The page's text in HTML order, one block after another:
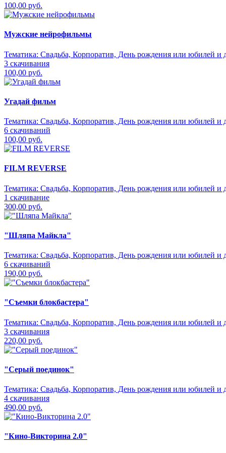
100,00 руб.
Мужские нейрофильмы
Тематика: Свадьба, Корпоратив, День рождения или юбилей и
3 скачивания
100,00 руб.
Угадай фильм
Тематика: Свадьба, Корпоратив, День рождения или юбилей и
6 скачиваний
100,00 руб.
FILM REVERSE
Тематика: Свадьба, Корпоратив, День рождения или юбилей и
1 скачивание
300,00 руб.
"Шляпа Майкла"
Тематика: Свадьба, Корпоратив, День рождения или юбилей и
6 скачиваний
190,00 руб.
"Съемки блокбастера"
Тематика: Свадьба, Корпоратив, День рождения или юбилей и
3 скачивания
220,00 руб.
"Серый поединок"
Тематика: Свадьба, Корпоратив, День рождения или юбилей и
4 скачивания
490,00 руб.
"Кино-Викторина 2.0"